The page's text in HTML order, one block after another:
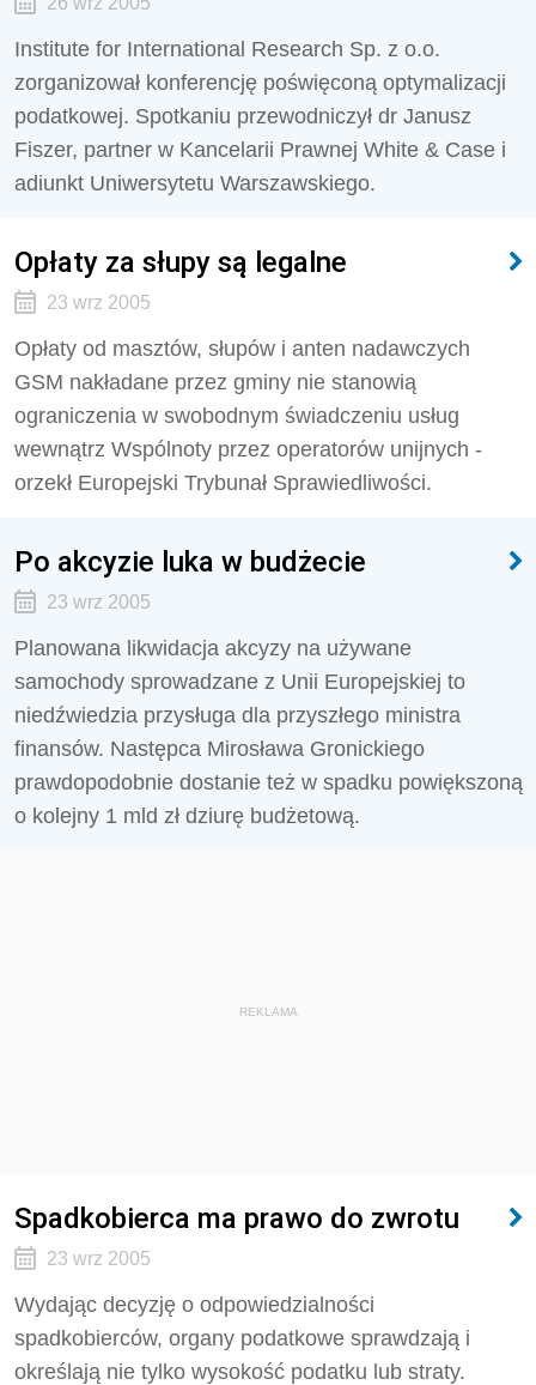
Institute for International Research Sp. z o.o.
zorganizował konferencję poświęconą optymalizacji
podatkowej. Spotkaniu przewodniczył dr Janusz
Fiszer, partner w Kancelarii Prawnej White & Case i
adiunkt Uniwersytetu Warszawskiego.
Opłaty za słupy są legalne
23 wrz 2005
Opłaty od masztów, słupów i anten nadawczych
GSM nakładane przez gminy nie stanowią
ograniczenia w swobodnym świadczeniu usług
wewnątrz Wspólnoty przez operatorów unijnych -
orzekł Europejski Trybunał Sprawiedliwości.
Po akcyzie luka w budżecie
23 wrz 2005
Planowana likwidacja akcyzy na używane
samochody sprowadzane z Unii Europejskiej to
niedźwiedzia przysługa dla przyszłego ministra
finansów. Następca Mirosława Gronickiego
prawdopodobnie dostanie też w spadku powiększoną
o kolejny 1 mld zł dziurę budżetową.
REKLAMA
Spadkobierca ma prawo do zwrotu
23 wrz 2005
Wydając decyzję o odpowiedzialności
spadkobierców, organy podatkowe sprawdzają i
określają nie tylko wysokość podatku lub straty.